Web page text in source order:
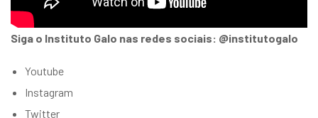
Siga o Instituto Galo nas redes sociais: @institutogalo
Youtube
Instagram
Twitter